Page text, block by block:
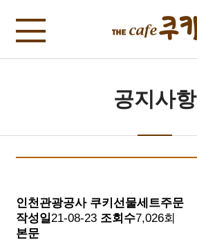
공지사항
인천관광공사 쿠키선물세트주문
작성일 21-08-23 조회수7,026회
본문